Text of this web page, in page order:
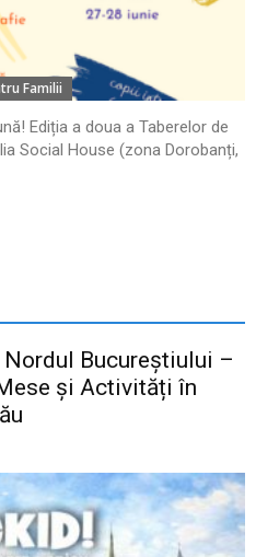
Familii
Ediția a doua a Taberelor de
Social House (zona Dorobanți,
Bucureștiului –
și Activități în